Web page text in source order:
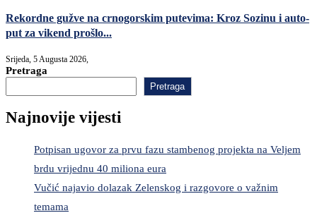
Rekordne gužve na crnogorskim putevima: Kroz Sozinu i auto-
put za vikend prošlo...
Srijeda, 5 Augusta 2026,
Pretraga
Pretraga
Najnovije vijesti
Potpisan ugovor za prvu fazu stambenog projekta na Veljem
brdu vrijednu 40 miliona eura
Vučić najavio dolazak Zelenskog i razgovore o važnim
temama